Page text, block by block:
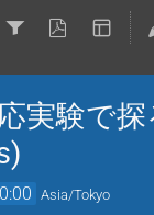
実験で
Asia/Tokyo